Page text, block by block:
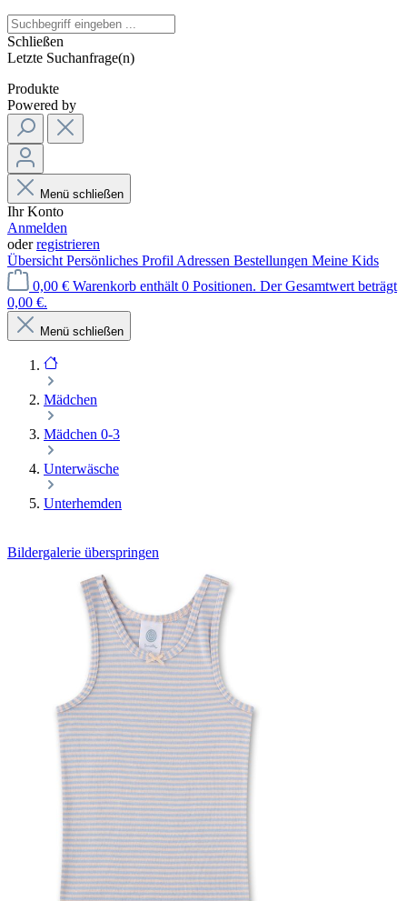
Schließen
Letzte Suchanfrage(n)
Produkte
Powered by
Menü schließen
Ihr Konto
Anmelden
oderregistrieren
Übersicht Persönliches Profil Adressen Bestellungen Meine Kids
0,00 € Warenkorb enthält 0 Positionen. Der Gesamtwert beträgt
0,00 €.
Menü schließen
Mädchen
Mädchen 0-3
Unterwäsche
Unterhemden
Bildergalerie überspringen